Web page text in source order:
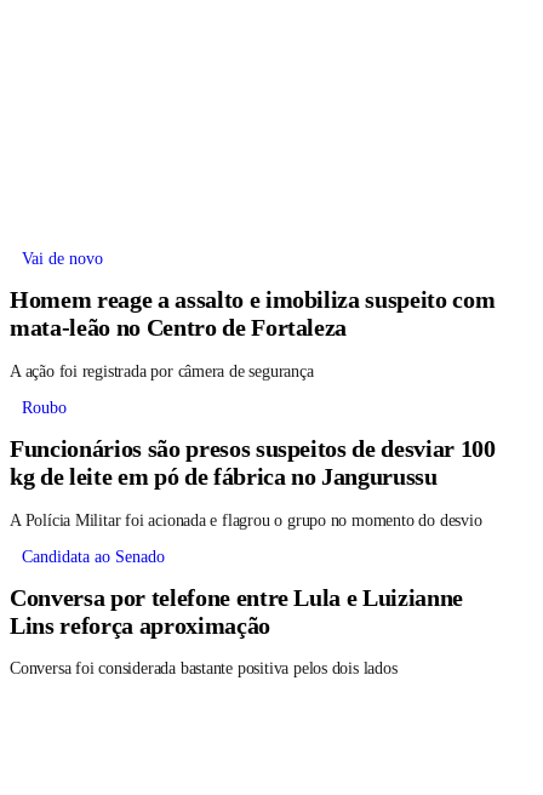
Vai de novo
Homem reage a assalto e imobiliza suspeito com
mata-leão no Centro de Fortaleza
A ação foi registrada por câmera de segurança
Roubo
Funcionários são presos suspeitos de desviar 100
kg de leite em pó de fábrica no Jangurussu
A Polícia Militar foi acionada e flagrou o grupo no momento do desvio
Candidata ao Senado
Conversa por telefone entre Lula e Luizianne
Lins reforça aproximação
Conversa foi considerada bastante positiva pelos dois lados